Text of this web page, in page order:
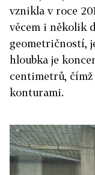
vznikla v roce
věcem i několik
geometričností,
hloubka je
centimetrů,
konturami.